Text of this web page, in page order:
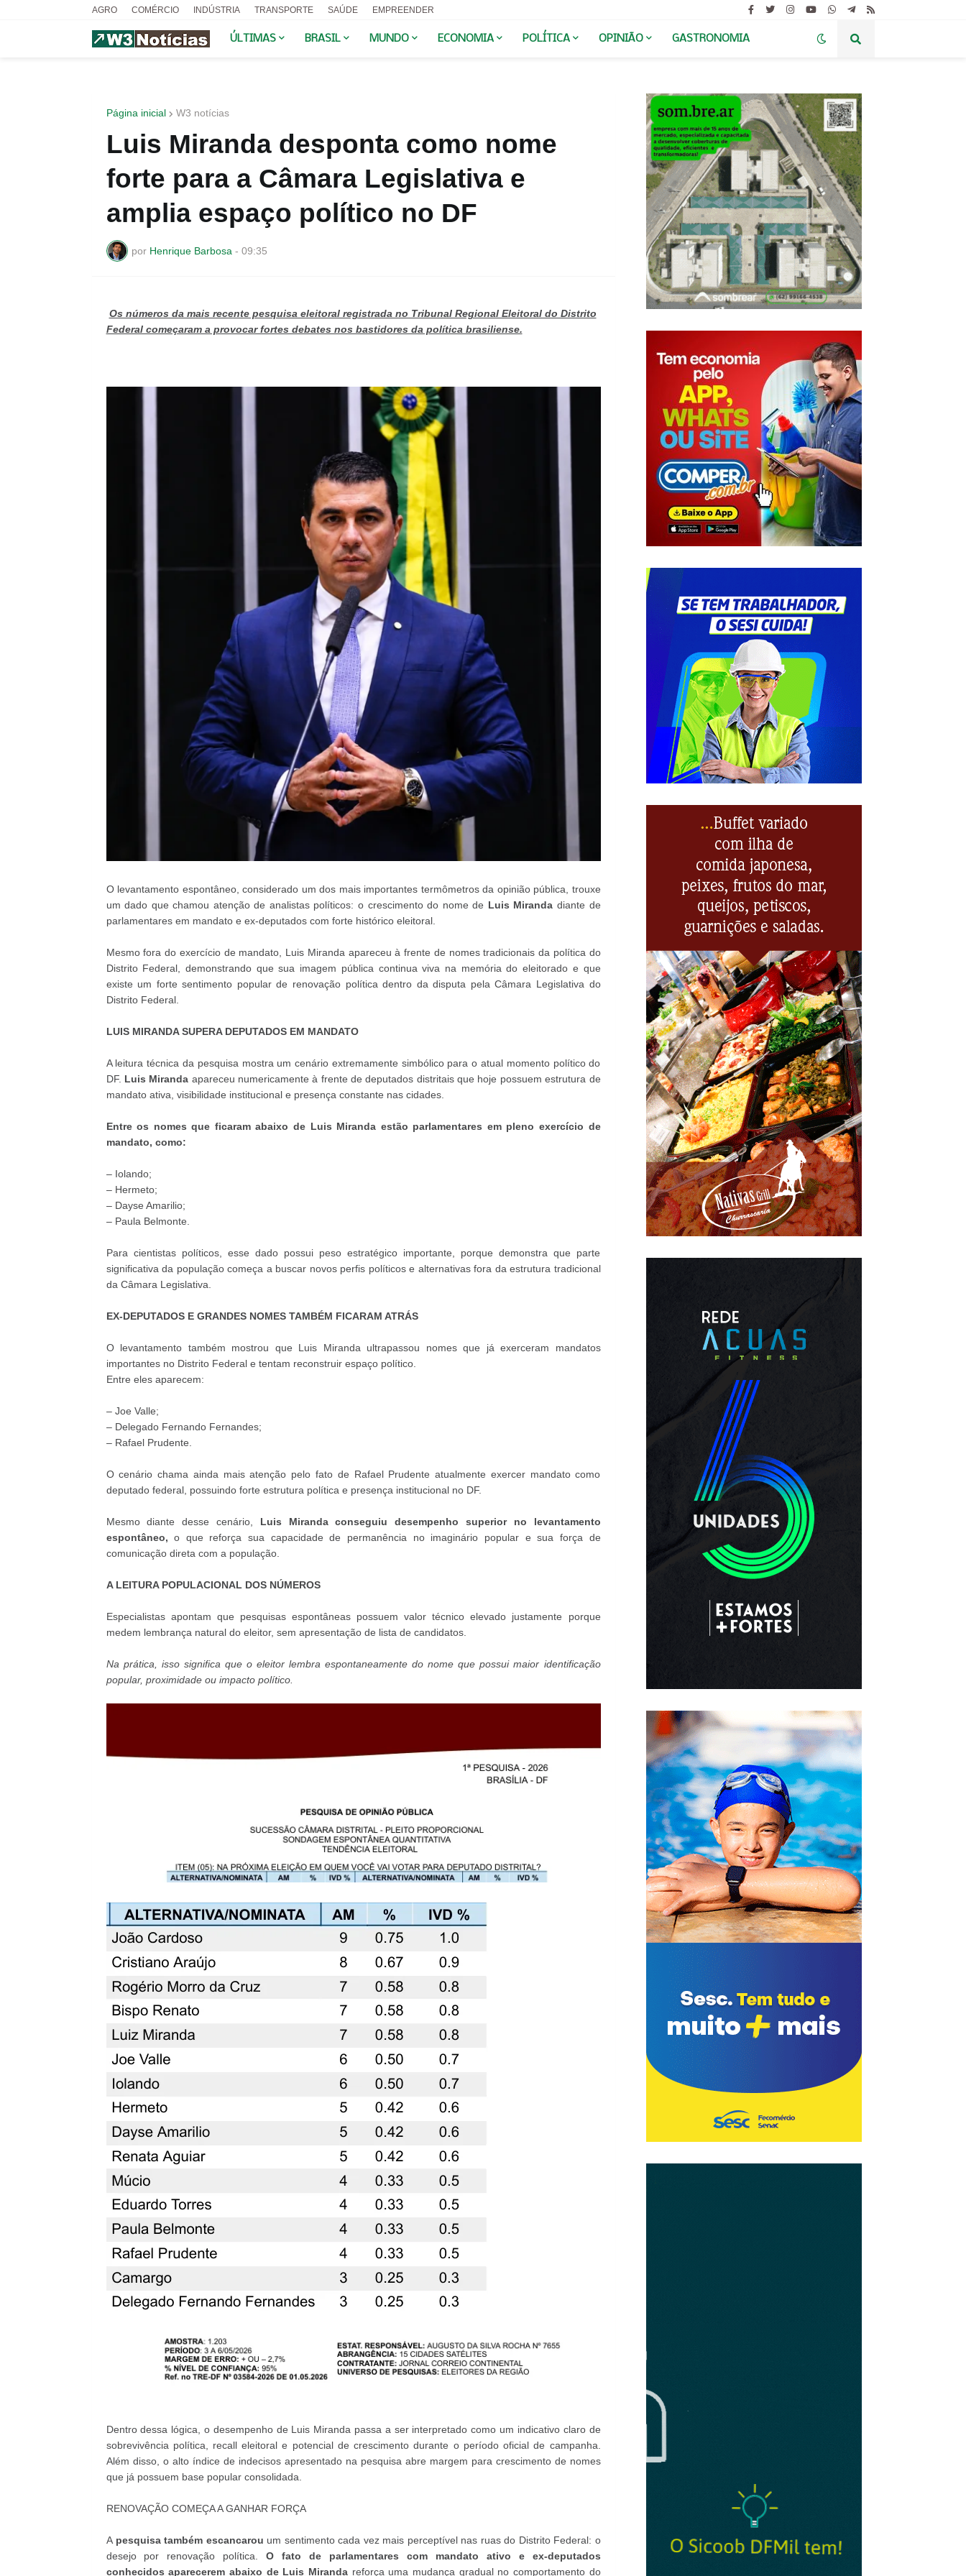
AGRO COMÉRCIO INDÚSTRIA TRANSPORTE SAÚDE EMPREENDER
ÚLTIMAS BRASIL MUNDO ECONOMIA POLÍTICA OPINIÃO GASTRONOMIA
Página inicial W3 notícias
Luis Miranda desponta como nome
forte para a Câmara Legislativa e
amplia espaço político no DF
por Henrique Barbosa - 09:35
Os números da mais recente pesquisa eleitoral registrada no Tribunal Regional Eleitoral do Distrito
Federal começaram a provocar fortes debates nos bastidores da política brasiliense.
O levantamento espontâneo, considerado um dos mais importantes termômetros da opinião pública, trouxe
um dado que chamou atenção de analistas políticos: o crescimento do nome de Luis Miranda diante de
parlamentares em mandato e ex-deputados com forte histórico eleitoral.
Mesmo fora do exercício de mandato, Luis Miranda apareceu à frente de nomes tradicionais da política do
Distrito Federal, demonstrando que sua imagem pública continua viva na memória do eleitorado e que
existe um forte sentimento popular de renovação política dentro da disputa pela Câmara Legislativa do
Distrito Federal.
LUIS MIRANDA SUPERA DEPUTADOS EM MANDATO
A leitura técnica da pesquisa mostra um cenário extremamente simbólico para o atual momento político do
DF. Luis Miranda apareceu numericamente à frente de deputados distritais que hoje possuem estrutura de
mandato ativa, visibilidade institucional e presença constante nas cidades.
Entre os nomes que ficaram abaixo de Luis Miranda estão parlamentares em pleno exercício de
mandato, como:
– Iolando;
– Hermeto;
– Dayse Amarilio;
– Paula Belmonte.
Para cientistas políticos, esse dado possui peso estratégico importante, porque demonstra que parte
significativa da população começa a buscar novos perfis políticos e alternativas fora da estrutura tradicional
da Câmara Legislativa.
EX-DEPUTADOS E GRANDES NOMES TAMBÉM FICARAM ATRÁS
O levantamento também mostrou que Luis Miranda ultrapassou nomes que já exerceram mandatos
importantes no Distrito Federal e tentam reconstruir espaço político.
Entre eles aparecem:
– Joe Valle;
– Delegado Fernando Fernandes;
– Rafael Prudente.
O cenário chama ainda mais atenção pelo fato de Rafael Prudente atualmente exercer mandato como
deputado federal, possuindo forte estrutura política e presença institucional no DF.
Mesmo diante desse cenário, Luis Miranda conseguiu desempenho superior no levantamento
espontâneo, o que reforça sua capacidade de permanência no imaginário popular e sua força de
comunicação direta com a população.
A LEITURA POPULACIONAL DOS NÚMEROS
Especialistas apontam que pesquisas espontâneas possuem valor técnico elevado justamente porque
medem lembrança natural do eleitor, sem apresentação de lista de candidatos.
Na prática, isso significa que o eleitor lembra espontaneamente do nome que possui maior identificação
popular, proximidade ou impacto político.
Dentro dessa lógica, o desempenho de Luis Miranda passa a ser interpretado como um indicativo claro de
sobrevivência política, recall eleitoral e potencial de crescimento durante o período oficial de campanha.
Além disso, o alto índice de indecisos apresentado na pesquisa abre margem para crescimento de nomes
que já possuem base popular consolidada.
RENOVAÇÃO COMEÇA A GANHAR FORÇA
A pesquisa também escancarou um sentimento cada vez mais perceptível nas ruas do Distrito Federal: o
desejo por renovação política.O fato de parlamentares com mandato ativo e ex-deputados
conhecidos aparecerem abaixo de Luis Mirandareforça uma mudança gradual no comportamento do